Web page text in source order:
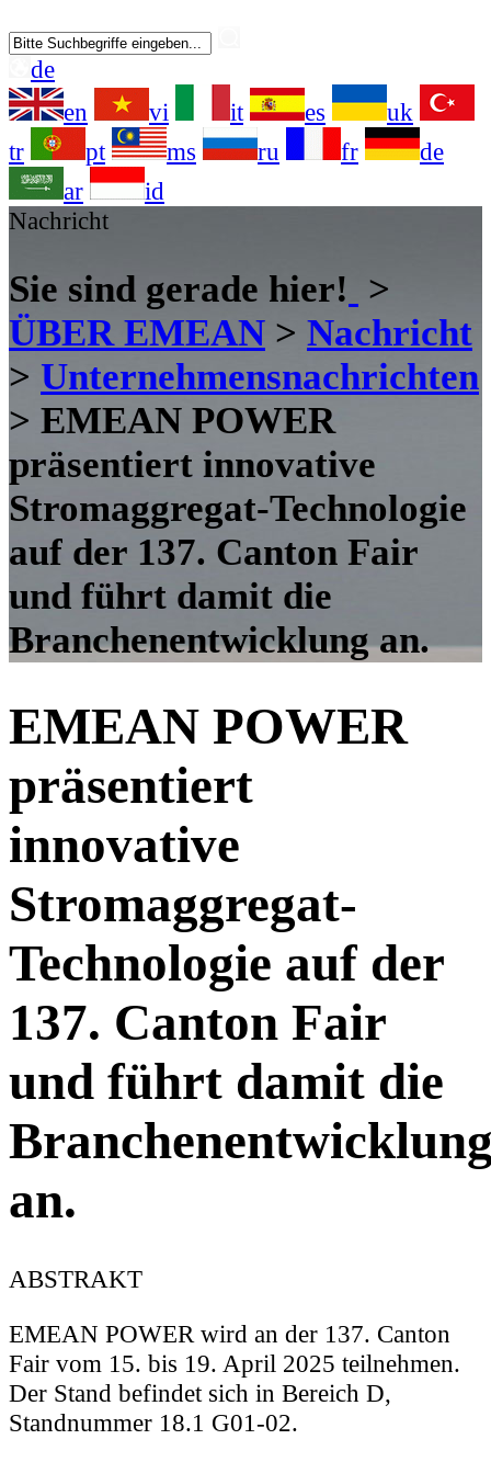
de
en
vi it es
uk
tr
pt ms ru fr
de
ar
id
Nachricht
Sie sind gerade hier! >
ÜBER EMEAN > Nachricht
> Unternehmensnachrichten
> EMEAN POWER
präsentiert innovative
Stromaggregat-Technologie
auf der 137. Canton Fair
und führt damit die
Branchenentwicklung an.
EMEAN POWER
präsentiert
innovative
Stromaggregat-
Technologie auf der
137. Canton Fair
und führt damit die
an.
ABSTRAKT
EMEAN POWER wird an der 137. Canton
Fair vom 15. bis 19. April 2025 teilnehmen.
Der Stand befindet sich in Bereich D,
Standnummer 18.1 G01-02.